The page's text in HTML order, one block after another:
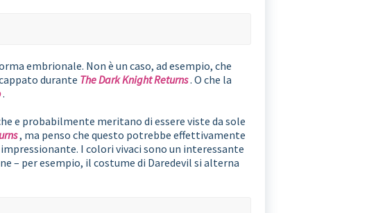
embrionale. Non è un caso, ad esempio, che
durante The Dark Knight Returns. O che la
.
e probabilmente meritano di essere viste da sole
, ma penso che questo potrebbe effettivamente
I colori vivaci sono un interessante
– per esempio, il costume di Daredevil si alterna